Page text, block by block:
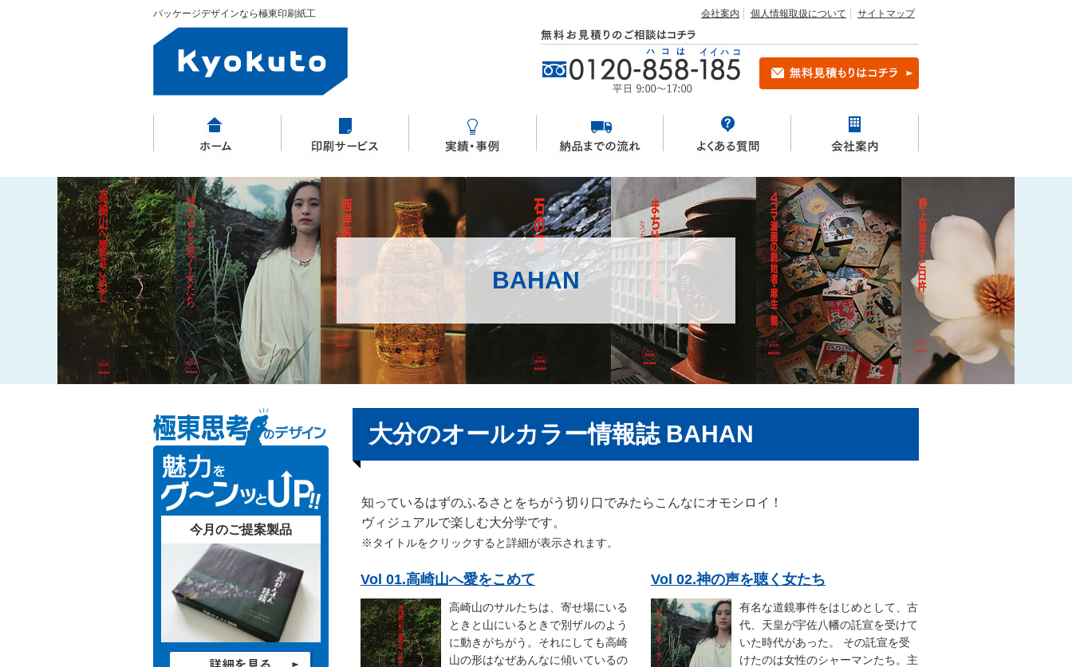
パッケージデザインなら極東印刷紙工 会社案内 個人情報取扱について サイトマップ
BAHAN
大分のオールカラー情報誌 BAHAN
知っているはずのふるさとをちがう切り口でみたらこんなにオモシロイ！
ヴィジュアルで楽しむ大分学です。
※タイトルをクリックすると詳細が表示されます。
Vol 01.高崎山へ愛をこめて
高崎山のサルたちは、寄せ場にいる
ときと山にいるときで別ザルのよう
に動きがちがう。それにしても高崎
山の形はなぜあんなに傾いているの
Vol 02.神の声を聴く女たち
有名な道鏡事件をはじめとして、古
代、天皇が宇佐八幡の託宣を受けて
いた時代があった。 その託宣を受
けたのは女性のシャーマンたち。主
今月のご提案製品